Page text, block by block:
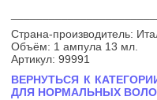
Страна-производитель:
Объём: 1 ампула 13 мл.
Артикул: 99991
ВЕРНУТЬСЯ К
ДЛЯ НОРМАЛЬНЫХ